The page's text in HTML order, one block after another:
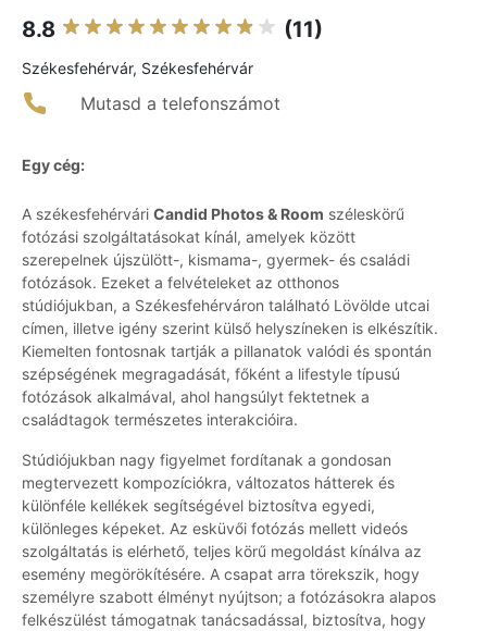
8.8 (11)
Székesfehérvár, Székesfehérvár
Mutasd a telefonszámot
Egy cég:
A székesfehérvári Candid Photos & Room széleskörű
fotózási szolgáltatásokat kínál, amelyek között
szerepelnek újszülött-, kismama-, gyermek- és családi
fotózások. Ezeket a felvételeket az otthonos
stúdiójukban, a Székesfehérváron található Lövölde utcai
címen, illetve igény szerint külső helyszíneken is elkészítik.
Kiemelten fontosnak tartják a pillanatok valódi és spontán
szépségének megragadását, főként a lifestyle típusú
fotózások alkalmával, ahol hangsúlyt fektetnek a
családtagok természetes interakcióira.
Stúdiójukban nagy figyelmet fordítanak a gondosan
megtervezett kompozíciókra, változatos hátterek és
különféle kellékek segítségével biztosítva egyedi,
különleges képeket. Az esküvői fotózás mellett videós
szolgáltatás is elérhető, teljes körű megoldást kínálva az
esemény megörökítésére. A csapat arra törekszik, hogy
személyre szabott élményt nyújtson; a fotózásokra alapos
felkészülést támogatnak tanácsadással, biztosítva, hogy